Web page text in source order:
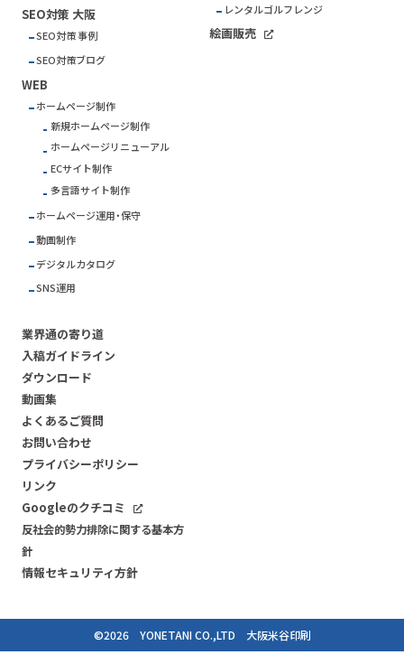
SEO対策 大阪
SEO対策 事例
SEO対策ブログ
WEB
ホームページ制作
新規ホームページ制作
ホームページリニューアル
ECサイト制作
多言語サイト制作
ホームページ運用・保守
動画制作
デジタルカタログ
SNS運用
レンタルゴルフレンジ
絵画販売
業界通の寄り道
入稿ガイドライン
ダウンロード
動画集
よくあるご質問
お問い合わせ
プライバシーポリシー
リンク
Googleのクチコミ
反社会的勢力排除に関する基本方
針
情報セキュリティ方針
©2026YONETANI CO.,LTD 大阪米谷印刷